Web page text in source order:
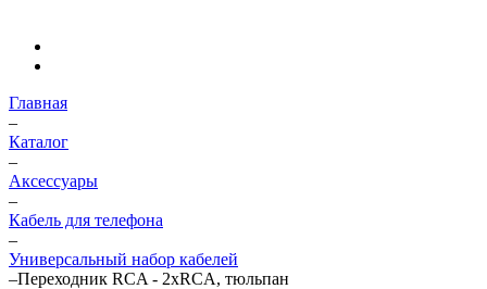
Главная
–
Каталог
–
Аксессуары
–
Кабель для телефона
–
Универсальный набор кабелей
–Переходник RCA - 2xRCA, тюльпан